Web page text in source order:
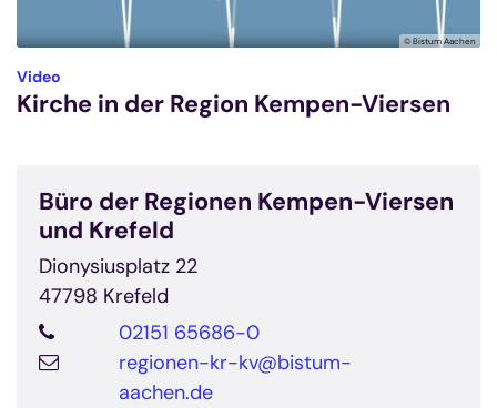
© Bistum Aachen
Video
Kirche in der Region Kempen-Viersen
Büro der Regionen Kempen-Viersen
und Krefeld
Dionysiusplatz 22
47798 Krefeld
02151 65686-0
regionen-kr-kv@bistum-
aachen.de